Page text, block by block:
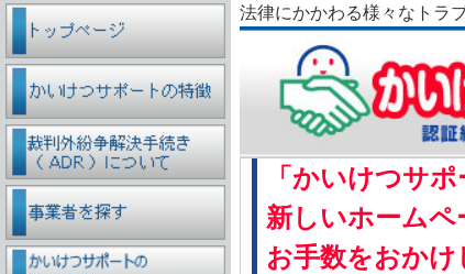
法律にかかわる様々なトラ
「かいけつサ
新しいホームペ
お手数をおか